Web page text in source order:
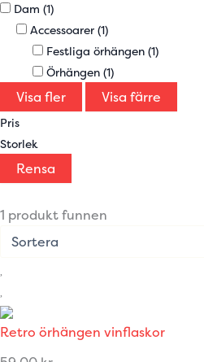
Dam (1)
Accessoarer (1)
Festliga örhängen (1)
Örhängen (1)
Visa fler Visa färre
Pris
Storlek
Rensa
1 produkt funnen
Retro örhängen vinflaskor